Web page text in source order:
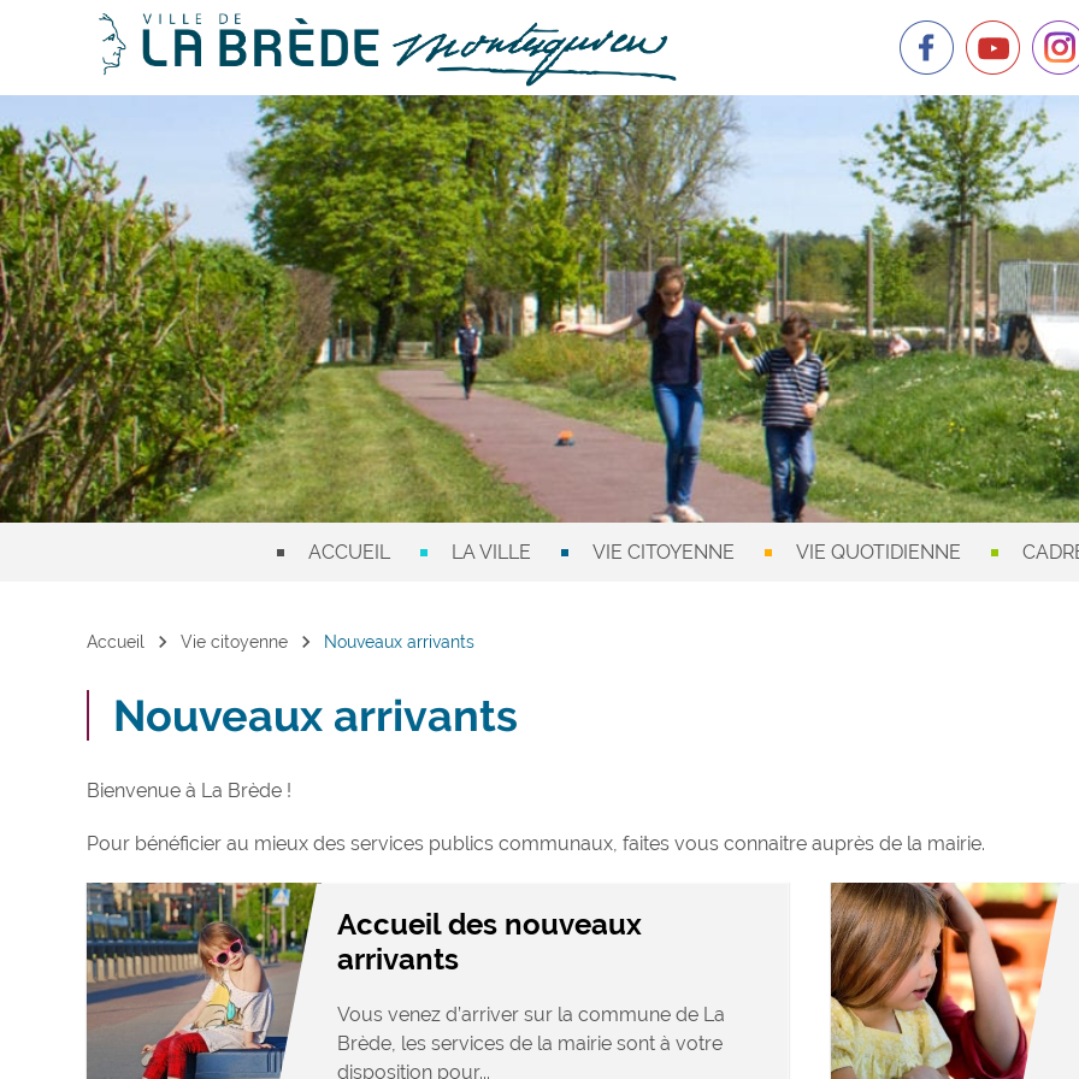
ACCUEIL LA VILLE VIE CITOYENNE VIE QUOTIDIENNE
Accueil chevron_right Vie citoyenne chevron_right Nouveaux arrivants
Nouveaux arrivants
Bienvenue à La Brède !
Pour bénéficier au mieux des services publics communaux, faites vous connaitre auprès de la mairie.
Accueil des nouveaux
arrivants
Vous venez d’arriver sur la commune de La
Brède, les services de la mairie sont à votre
disposition pour...